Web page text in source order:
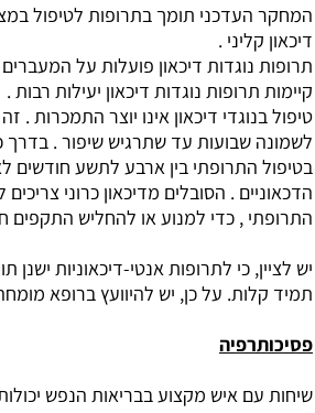
המחקר העדכני תומך בתרופות לטיפול
דיכאון קליני .
תרופות נוגדות דיכאון פועלות על
קיימות תרופות נוגדות דיכאון יעילות רבות .
טיפול בנוגדי דיכאון אינו יוצר התמכרות .
לשמונה שבועות עד שתרגיש שיפור .
בטיפול התרופתי בין ארבע לתשע חודשים
הדכאוניים . הסובלים מדיכאון כרוני
התרופתי , כדי למנוע או להחליש התקפים
יש לציין, כי לתרופות אנטי-דיכאוניות ישנן
תמיד קלות. על כן, יש להיוועץ ברופא
פסיכותרפיה
שיחות עם איש מקצוע בבריאות הנפש